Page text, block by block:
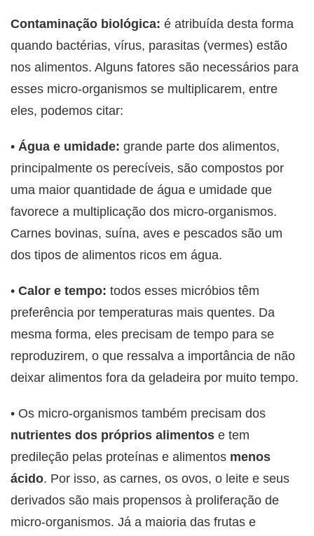
Contaminação biológica: é atribuída desta forma
quando bactérias, vírus, parasitas (vermes) estão
nos alimentos. Alguns fatores são necessários para
esses micro-organismos se multiplicarem, entre
eles, podemos citar:
• Água e umidade: grande parte dos alimentos,
principalmente os perecíveis, são compostos por
uma maior quantidade de água e umidade que
favorece a multiplicação dos micro-organismos.
Carnes bovinas, suína, aves e pescados são um
dos tipos de alimentos ricos em água.
• Calor e tempo: todos esses micróbios têm
preferência por temperaturas mais quentes. Da
mesma forma, eles precisam de tempo para se
reproduzirem, o que ressalva a importância de não
deixar alimentos fora da geladeira por muito tempo.
• Os micro-organismos também precisam dos
nutrientes dos próprios alimentos e tem
predileção pelas proteínas e alimentos menos
ácido. Por isso, as carnes, os ovos, o leite e seus
derivados são mais propensos à proliferação de
micro-organismos. Já a maioria das frutas e